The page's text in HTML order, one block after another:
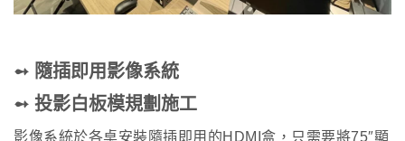
➻ 隨插即用影像系統
➻ 投影白板模規劃施工
影像系統於各桌安裝隨插即用的HDMI盒，只需要將75″顯